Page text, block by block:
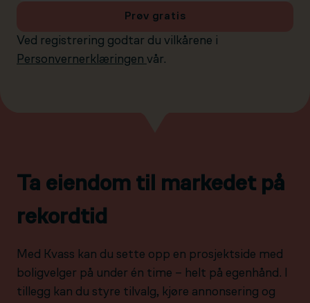
Ved registrering godtar du vilkårene i
Personvernerklæringen vår.
Prøv gratis
Ta eiendom til markedet på
rekordtid
Med Kvass kan du sette opp en prosjektside med
boligvelger på under én time – helt på egenhånd. I
tillegg kan du styre tilvalg, kjøre annonsering og